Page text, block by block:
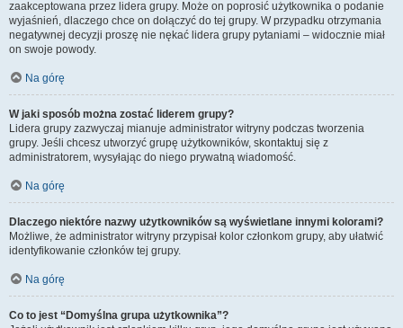
zaakceptowana przez lidera grupy. Może on poprosić użytkownika o podanie
wyjaśnień, dlaczego chce on dołączyć do tej grupy. W przypadku otrzymania
negatywnej decyzji proszę nie nękać lidera grupy pytaniami – widocznie miał
on swoje powody.
Na górę
W jaki sposób można zostać liderem grupy?
Lidera grupy zazwyczaj mianuje administrator witryny podczas tworzenia
grupy. Jeśli chcesz utworzyć grupę użytkowników, skontaktuj się z
administratorem, wysyłając do niego prywatną wiadomość.
Na górę
Dlaczego niektóre nazwy użytkowników są wyświetlane innymi kolorami?
Możliwe, że administrator witryny przypisał kolor członkom grupy, aby ułatwić
identyfikowanie członków tej grupy.
Na górę
Co to jest “Domyślna grupa użytkownika”?